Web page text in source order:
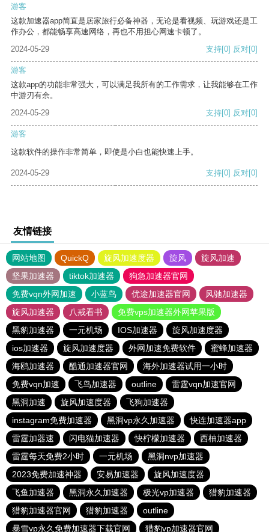
游客
这款加速器app简直是居家旅行必备神器，无论是看视频、玩游戏还是工
作办公，都能畅享高速网络，再也不用担心网速卡顿了。
2024-05-29
支持[0] 反对[0]
游客
这款app的功能非常强大，可以满足我所有的工作需求，让我能够在工作
中游刃有余。
2024-05-29
支持[0] 反对[0]
游客
这款软件的操作非常简单，即使是小白也能快速上手。
2024-05-29 支持[0] 反对[0]
友情链接
网站地图 QuickQ 旋风加速度器 旋风
旋风加速
坚果加速器
tiktok加速器
狗急加速器官网
免费vqn外网加速
小蓝鸟 优途加速器官网
风驰加速器
旋风加速器
八戒看书
免费vps加速器外网苹果版
黑豹加速器
一元机场 IOS加速器
旋风加速度器
ios加速器
旋风加速度器 外网加速免费软件
蜜蜂加速器
海鸥加速器
酷通加速器官网
海外加速器试用一小时
免费vqn加速
飞鸟加速器 outline
雷霆vqn加速官网
黑洞加速
旋风加速度器
飞狗加速器
instagram免费加速器
黑洞vp永久加速器
快连加速器app
雷霆加器速
闪电猫加速器 快柠檬加速器
西柚加速器
雷霆每天免费2小时
一元机场
黑洞nvp加速器
2023免费加速神器
安易加速器
旋风加速度器
飞鱼加速器
黑洞永久加速器 极光vp加速器
猎豹加速器
猎豹加速器官网
猎豹加速器
outline
暴雪vp永久免费加速器下载官网
猎豹vp加速器官网